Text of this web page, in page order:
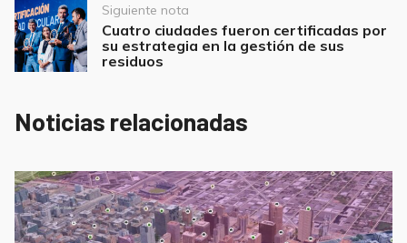
Siguiente nota
Cuatro ciudades fueron certificadas por
su estrategia en la gestión de sus
residuos
Noticias relacionadas